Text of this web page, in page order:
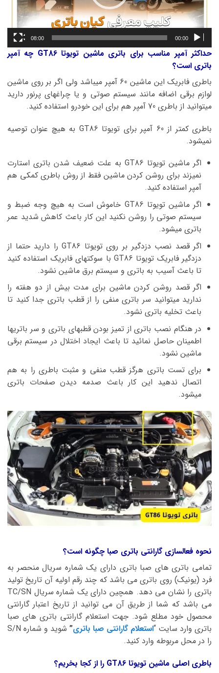
00:00
08:00
حداکثر آمپر مناسب برای باتری ماشین تویوتا GT86 چه آمپر
باتری است؟
باطری فابریک این ماشین 60 آمپر میباشد ولی اگر بر روی ماشین
لوازم برقی اضافه مانند سیستم صوتی و یا چراغهای پرنور دارید
میتوانید از باطری 70 آمپر هم برای این خودرو استفاده کنید.
باطری کمتر از 60 آمپر برای تویوتا GT86 به هیچ عنوان توصیه
نمیشود.
اگر ماشین تویوتا GT86 به علت ضعیف شدن باتری استارت
نمیزند برای روشن کردن ماشین فقط از روش باطری کمکی هم
آمپر استفاده کنید.
اگر ماشین تویوتا GT86 خاموش است به هیچ وجه ضبط و
سیستم صوتی را روشن نکنید این کار باعث کاهش شدید عمر
باتری میشود.
اگر قصد نصب دزدگیر بر روی تویوتا GT86 را دارید حتما از
دزدگیر فابریک تویوتا GT86 با سوکتهای فابریک استفاده کنید
تا باعث آسیب به باتری و سیستم برق ماشین نشود.
اگر قصد روشن کردن ماشین برای مدت بیش از دو هفته را
ندارید میتوانید سر باتری منفی را از قطب باتری جدا کنید تا
باعث تخلیه باتری نشود.
در هنگام نصب باتری از تمیز بودن قطبهای باتری و سر باتریها
اطمینان حاصل نمائید تا باعث ایجاد اختلال در سیستم برقی
ماشین نشود.
برای تست باتری هرگز قطب منفی و مثبت باطری را به هم
اتصال ندهید این کار باعث صدمه دیدن صفحات باتری
میشود.
نحوه فعالسازی گارانتی باتری صبا چگونه است؟
تمامی باتری های صبا باتری دارای یک شماره سریال منحصر به
فرد (یونیک) روی باتری می باشد که چند رقم اولیه آن تاریخ تولید
باتری را نشان می دهد. همچین دارای یک شماره سریال TC/SN
می باشد که شما از طریق آن می توانید از تاریخ اعتبار گارانتی
محصول خود مطلع شود. جهت استعلام گارانتی باتری های صبا
باتری وارد سایت “استعلام گارانتی صبا باتری”
شوید و شماره S/N
را در محل مربوطه وارد کنید.
باطری اصلی ماشین تویوتا GT86 را از کجا بخریم؟